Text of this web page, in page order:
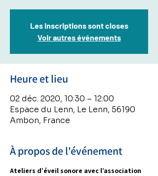
Les inscriptions sont closes
Voir autres événements
Heure et lieu
02 déc. 2020, 10:30 – 12:00
Espace du Lenn, Le Lenn, 56190
Ambon, France
À propos de l'événement
Ateliers d’éveil sonore avec l’association